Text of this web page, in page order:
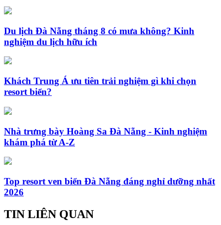
Du lịch Đà Nẵng tháng 8 có mưa không? Kinh
nghiệm du lịch hữu ích
Khách Trung Á ưu tiên trải nghiệm gì khi chọn
resort biển?
Nhà trưng bày Hoàng Sa Đà Nẵng - Kinh nghiệm
khám phá từ A-Z
Top resort ven biển Đà Nẵng đáng nghỉ dưỡng nhất
2026
TIN LIÊN QUAN